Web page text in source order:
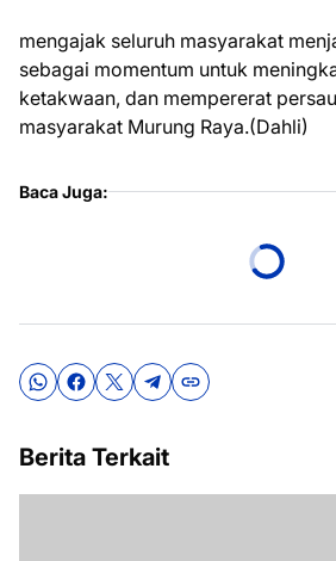
mengajak seluruh masyarakat
sebagai momentum untuk
ketakwaan, dan mempererat
masyarakat Murung Raya.(Dahli)
Baca Juga:
Berita Terkait